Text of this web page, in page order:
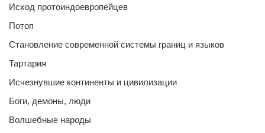
Исход протоиндоевропейцев
Потоп
Становление современной системы границ и языков
Тартария
Исчезнувшие континенты и цивилизации
Боги, демоны, люди
Волшебные народы